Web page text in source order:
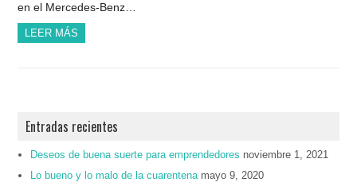
en el Mercedes-Benz…
LEER MÁS
Entradas recientes
Deseos de buena suerte para emprendedores noviembre 1, 2021
Lo bueno y lo malo de la cuarentena mayo 9, 2020